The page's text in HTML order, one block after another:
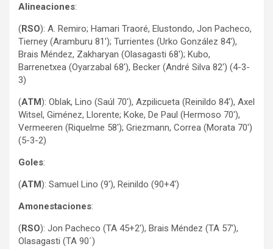
Alineaciones:
(RSO): A. Remiro; Hamari Traoré, Elustondo, Jon Pacheco,
Tierney (Aramburu 81′); Turrientes (Urko González 84′),
Brais Méndez, Zakharyan (Olasagasti 68′); Kubo,
Barrenetxea (Oyarzabal 68′), Becker (André Silva 82′) (4-3-
3)
(ATM): Oblak, Lino (Saúl 70′), Azpilicueta (Reinildo 84′), Axel
Witsel, Giménez, Llorente; Koke, De Paul (Hermoso 70′),
Vermeeren (Riquelme 58′); Griezmann, Correa (Morata 70′)
(5-3-2)
Goles:
(ATM): Samuel Lino (9′), Reinildo (90+4′)
Amonestaciones:
(RSO): Jon Pacheco (TA 45+2′), Brais Méndez (TA 57′),
Olasagasti (TA 90´)